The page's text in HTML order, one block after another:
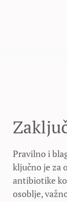
Pravilno i
ključno je za
antibiotike
osoblje,